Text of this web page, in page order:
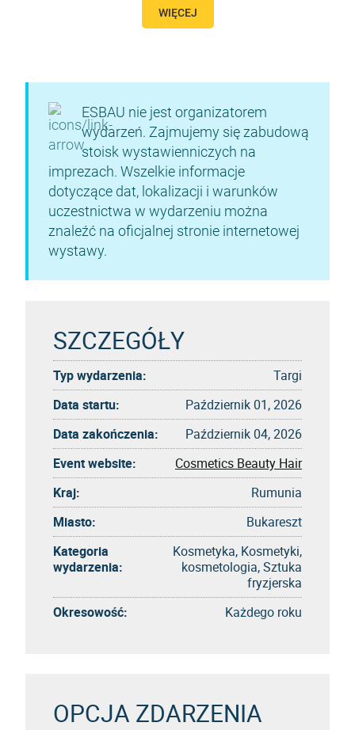
WIĘCEJ
ESBAU nie jest organizatorem
wydarzeń. Zajmujemy się zabudową
stoisk wystawienniczych na
imprezach. Wszelkie informacje
dotyczące dat, lokalizacji i warunków
uczestnictwa w wydarzeniu można
znaleźć na oficjalnej stronie internetowej
wystawy.
SZCZEGÓŁY
Typ wydarzenia:
Targi
Data startu:
Październik 01, 2026
Data zakończenia:
Październik 04, 2026
Event website:
Cosmetics Beauty Hair
Kraj:
Rumunia
Miasto:
Bukareszt
Kategoria
wydarzenia:
Kosmetyka, Kosmetyki,
kosmetologia, Sztuka
fryzjerska
Okresowość:
Każdego roku
OPCJA ZDARZENIA